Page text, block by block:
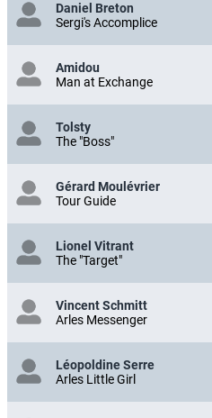
Daniel Breton
Sergi's Accomplice
Amidou
Man at Exchange
Tolsty
The "Boss"
Gérard Moulévrier
Tour Guide
Lionel Vitrant
The "Target"
Vincent Schmitt
Arles Messenger
Léopoldine Serre
Arles Little Girl